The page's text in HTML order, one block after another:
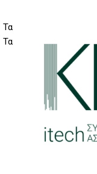
Τα
Τα